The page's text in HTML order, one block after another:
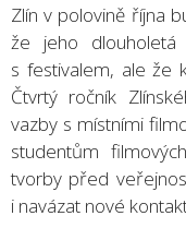
Zlín v polovině října
že jeho
s festivalem, ale že
Čtvrtý ročník
vazby s místními
studentům
tvorby před
i navázat nové